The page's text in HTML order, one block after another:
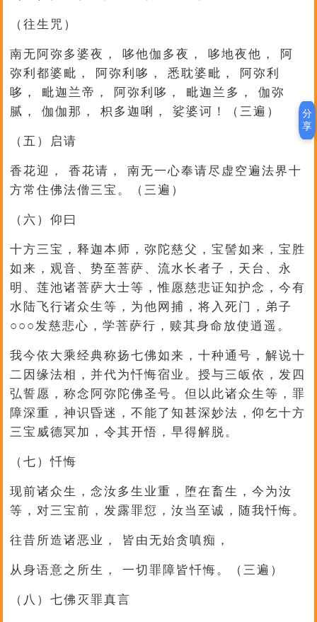
（往生咒）
南无阿弥多婆夜， 哆他伽多夜， 哆地夜他， 阿
弥利都婆毗， 阿弥利哆， 悉耽婆毗， 阿弥利
哆， 毗迦兰帝， 阿弥利哆， 毗迦兰多， 伽弥
腻， 伽伽那， 枳多迦唎， 娑婆诃！（三遍）
（五）启请
香花迎， 香花请， 南无一心奉请尽虚空遍法界十
方常住佛法僧三宝。（三遍）
（六）仰曰
十方三宝，释迦本师，弥陀慈父，宝髻如来，宝胜
如来，观音、势至菩萨、流水长者子，天台、永
明、莲池诸菩萨大士等，惟愿慈悲证知护念，今有
水陆飞行诸众生等，为他网捕，将入死门，弟子
○○○发慈悲心，学菩萨行，赎其身命放使逍遥。
我今依大乘经典称扬七佛如来，十种通号，解说十
二因缘法相，并代为忏悔宿业。授与三皈依，发四
弘誓愿，称念阿弥陀佛圣号。但以此诸众生等，罪
障深重，神识昏迷，不能了知甚深妙法，仰乞十方
三宝威德冥加，令其开悟，早得解脱。
（七）忏悔
现前诸众生，念汝多生业重，堕在畜生，今为汝
等，对三宝前，发露罪愆，汝当至诚，随我忏悔。
往昔所造诸恶业， 皆由无始贪嗔痴，
从身语意之所生， 一切罪障皆忏悔。（三遍）
（八）七佛灭罪真言
分
享